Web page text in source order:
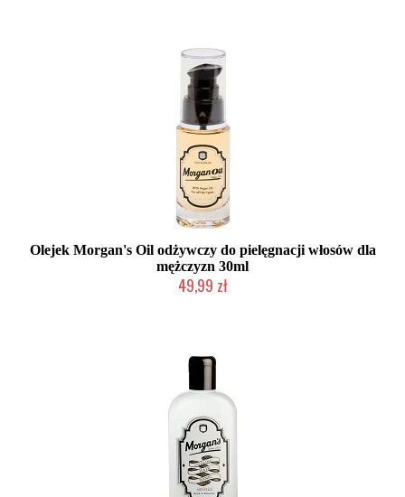
Olejek Morgan's Oil odżywczy do pielęgnacji włosów dla
mężczyzn 30ml
49,99 zł